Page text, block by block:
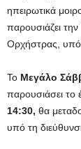
ηπειρωτικά
παρουσιάζει
Ορχήστρας, υπό
Το Μεγάλο
παρουσιάσει
14:30, θα
υπό τη